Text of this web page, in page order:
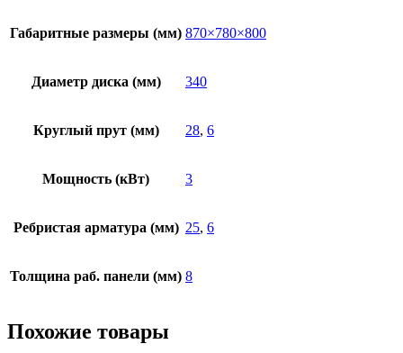
Габаритные размеры (мм) 870×780×800
Диаметр диска (мм) 340
Круглый прут (мм) 28, 6
Мощность (кВт) 3
Ребристая арматура (мм) 25, 6
Толщина раб. панели (мм) 8
Похожие товары